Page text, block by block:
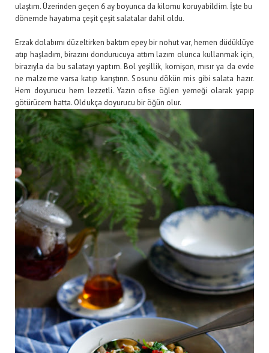
ulaştım. Üzerinden geçen 6 ay boyunca da kilomu koruyabildim. İşte bu
dönemde hayatıma çeşit çeşit salatalar dahil oldu.
Erzak dolabımı düzeltirken baktım epey bir nohut var, hemen düdüklüye
atıp haşladım, birazını dondurucuya attım lazım olunca kullanmak için,
birazıyla da bu salatayı yaptım. Bol yeşillik, kornişon, mısır ya da evde
ne malzeme varsa katıp karıştırın. Sosunu dökün mis gibi salata hazır.
Hem doyurucu hem lezzetli. Yazın ofise öğlen yemeği olarak yapıp
götürücem hatta. Oldukça doyurucu bir öğün olur.